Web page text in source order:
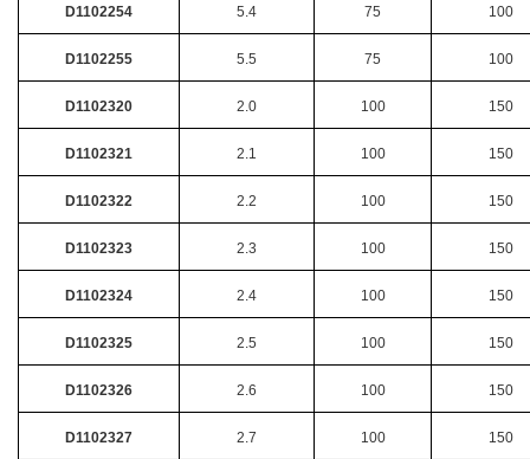
D1102254 5.4 75 100
D1102255 5.5 75 100
D1102320 2.0 100 150
D1102321 2.1 100 150
D1102322 2.2 100 150
D1102323 2.3 100 150
D1102324 2.4 100 150
D1102325 2.5 100 150
D1102326 2.6 100 150
D1102327 2.7 100 150